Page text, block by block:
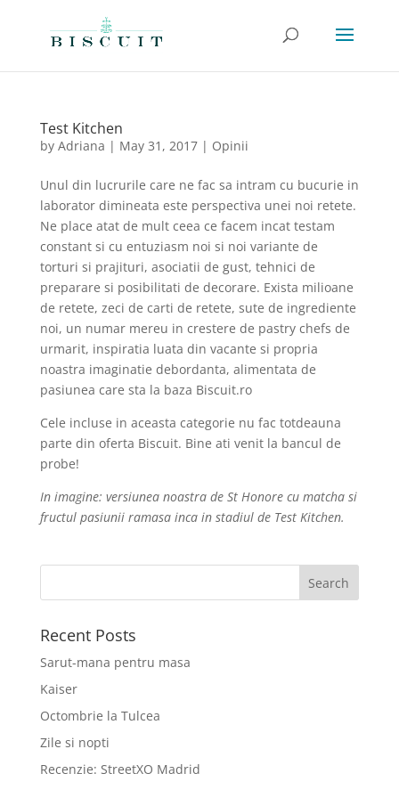
Test Kitchen
by Adriana | May 31, 2017| Opinii
Unul din lucrurile care ne fac sa intram cu bucurie in
laborator dimineata este perspectiva unei noi retete.
Ne place atat de mult ceea ce facem incat testam
constant si cu entuziasm noi si noi variante de
torturi si prajituri, asociatii de gust, tehnici de
preparare si posibilitati de decorare. Exista milioane
de retete, zeci de carti de retete, sute de ingrediente
noi, un numar mereu in crestere de pastry chefs de
urmarit, inspiratia luata din vacante si propria
noastra imaginatie debordanta, alimentata de
pasiunea care sta la baza Biscuit.ro
Cele incluse in aceasta categorie nu fac totdeauna
parte din oferta Biscuit. Bine ati venit la bancul de
probe!
In imagine: versiunea noastra de St Honore cu matcha si
fructul pasiunii ramasa inca in stadiul de Test Kitchen.
Recent Posts
Sarut-mana pentru masa
Kaiser
Octombrie la Tulcea
Zile si nopti
Recenzie: StreetXO Madrid